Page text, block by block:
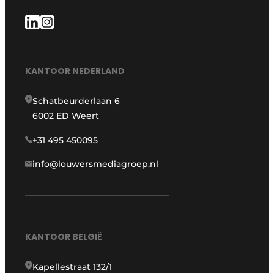
KANTOOR NEDERLAND
Schatbeurderlaan 6
6002 ED Weert
+31 495 450095
info@louwersmediagroep.nl
KANTOOR BELGIË
Kapellestraat 132/1